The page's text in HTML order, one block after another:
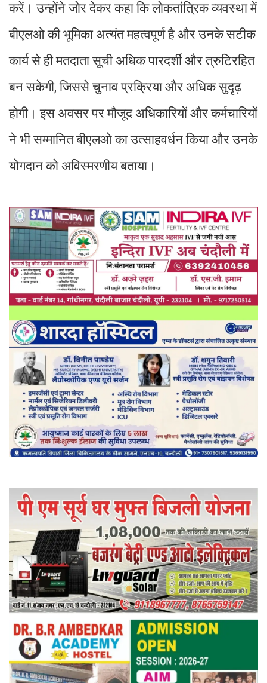
करें। उन्होंने जोर देकर कहा कि लोकतांत्रिक व्यवस्था में
बीएलओ की भूमिका अत्यंत महत्वपूर्ण है और उनके सटीक
कार्य से ही मतदाता सूची अधिक पारदर्शी और त्रुटिरहित
बन सकेगी, जिससे चुनाव प्रक्रिया और अधिक सुदृढ़
होगी। इस अवसर पर मौजूद अधिकारियों और कर्मचारियों
ने भी सम्मानित बीएलओ का उत्साहवर्धन किया और उनके
योगदान को अविस्मरणीय बताया।